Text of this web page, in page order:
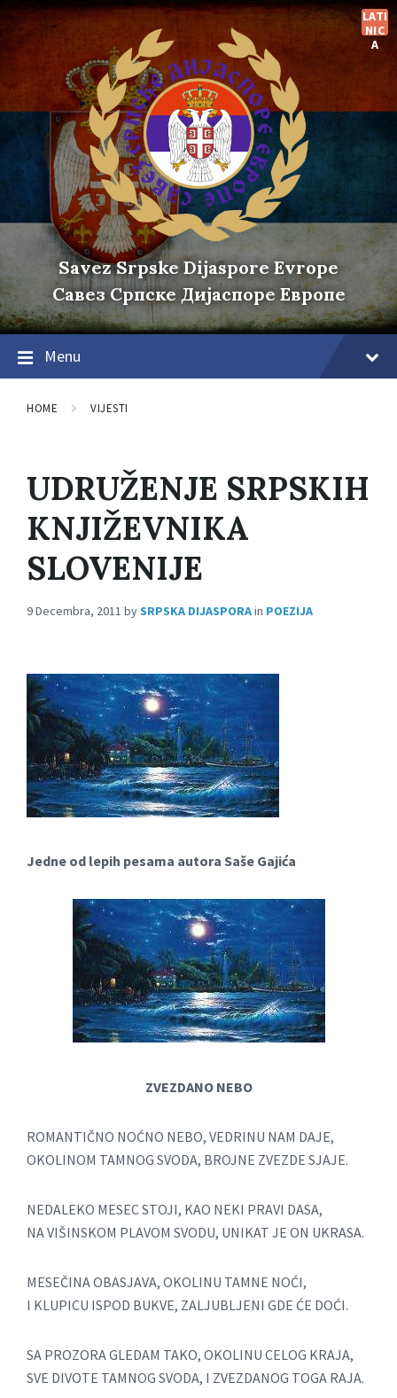
Skip
to
content
Skip
to
main
navigation
Skip
to
footer
LATI
NIC
A
Savez Srpske Dijaspore Evrope
Савез Српске Дијаспоре Европе
Menu
HOME VIJESTI
UDRUŽENJE SRPSKIH
KNJIŽEVNIKA
SLOVENIJE
9 Decembra, 2011 bySRPSKA DIJASPORAin POEZIJA
Jedne od lepih pesama autora Saše Gajića
ZVEZDANO NEBO
ROMANTIČNO NOĆNO NEBO, VEDRINU NAM DAJE,
OKOLINOM TAMNOG SVODA, BROJNE ZVEZDE SJAJE.
NEDALEKO MESEC STOJI, KAO NEKI PRAVI DASA,
NA VIŠINSKOM PLAVOM SVODU, UNIKAT JE ON UKRASA.
MESEČINA OBASJAVA, OKOLINU TAMNE NOĆI,
I KLUPICU ISPOD BUKVE, ZALJUBLJENI GDE ĆE DOĆI.
SA PROZORA GLEDAM TAKO, OKOLINU CELOG KRAJA,
SVE DIVOTE TAMNOG SVODA, I ZVEZDANOG TOGA RAJA.